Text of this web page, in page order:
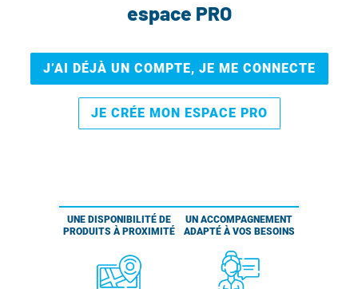
espace PRO
J’AI DÉJÀ UN COMPTE, JE ME CONNECTE
JE CRÉE MON ESPACE PRO
UNE DISPONIBILITÉ DE
PRODUITS À PROXIMITÉ
UN ACCOMPAGNEMENT
ADAPTÉ À VOS BESOINS